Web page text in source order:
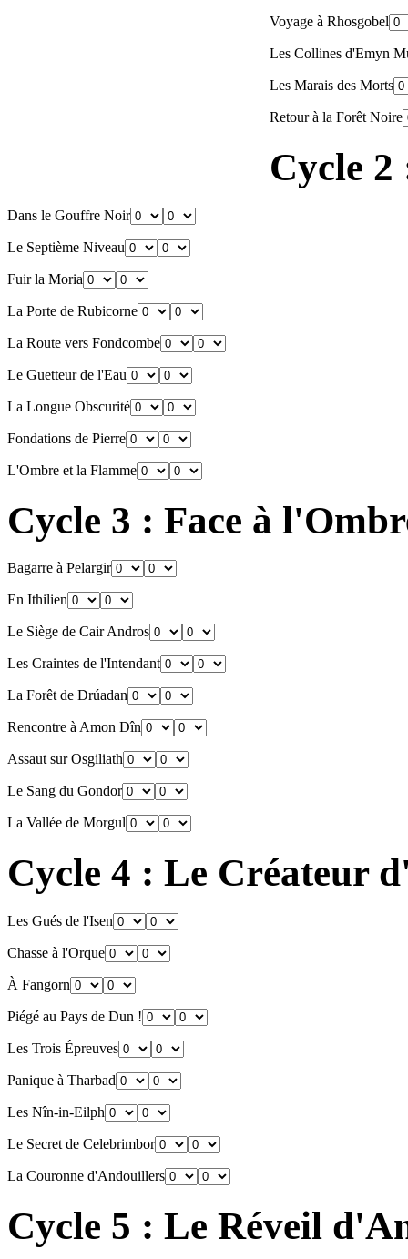
Voyage à Rhosgobel
Les Collines d'Emyn
Les Marais des Morts
Retour à la Forêt Noire
Cycle 2
Dans le Gouffre Noir
Le Septième Niveau
Fuir la Moria
La Porte de Rubicorne
La Route vers Fondcombe
Le Guetteur de l'Eau
La Longue Obscurité
Fondations de Pierre
L'Ombre et la Flamme
Cycle 3 : Face à
Bagarre à Pelargir
En Ithilien
Le Siège de Cair Andros
Les Craintes de l'Intendant
La Forêt de Drúadan
Rencontre à Amon Dîn
Assaut sur Osgiliath
Le Sang du Gondor
La Vallée de Morgul
Cycle 4 : Le Créateur
Les Gués de l'Isen
Chasse à l'Orque
À Fangorn
Piégé au Pays de Dun !
Les Trois Épreuves
Panique à Tharbad
Les Nîn-in-Eilph
Le Secret de Celebrimbor
La Couronne d'Andouillers
Cycle 5 : Le Réveil